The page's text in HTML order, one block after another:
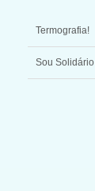
Termografia!
Sou Solidário